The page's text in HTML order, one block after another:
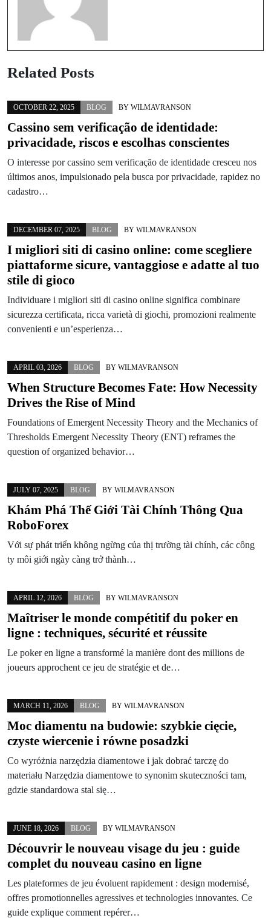
Related Posts
OCTOBER 22, 2025 BLOG BY WILMAVRANSON
Cassino sem verificação de identidade:
privacidade, riscos e escolhas conscientes
O interesse por cassino sem verificação de identidade cresceu nos
últimos anos, impulsionado pela busca por privacidade, rapidez no
cadastro…
DECEMBER 07, 2025 BLOG BY WILMAVRANSON
I migliori siti di casino online: come scegliere
piattaforme sicure, vantaggiose e adatte al tuo
stile di gioco
Individuare i migliori siti di casino online significa combinare
sicurezza certificata, ricca varietà di giochi, promozioni realmente
convenienti e un’esperienza…
APRIL 03, 2026 BLOG BY WILMAVRANSON
When Structure Becomes Fate: How Necessity
Drives the Rise of Mind
Foundations of Emergent Necessity Theory and the Mechanics of
Thresholds Emergent Necessity Theory (ENT) reframes the
question of organized behavior…
JULY 07, 2025 BLOG BY WILMAVRANSON
Khám Phá Thế Giới Tài Chính Thông Qua
RoboForex
Với sự phát triển không ngừng của thị trường tài chính, các công
ty môi giới ngày càng trở thành…
APRIL 12, 2026 BLOG BY WILMAVRANSON
Maîtriser le monde compétitif du poker en
ligne : techniques, sécurité et réussite
Le poker en ligne a transformé la manière dont des millions de
joueurs approchent ce jeu de stratégie et de…
MARCH 11, 2026 BLOG BY WILMAVRANSON
Moc diamentu na budowie: szybkie cięcie,
czyste wiercenie i równe posadzki
Co wyróżnia narzędzia diamentowe i jak dobrać tarczę do
materiału Narzędzia diamentowe to synonim skuteczności tam,
gdzie standardowa stal się…
JUNE 18, 2026 BLOG BY WILMAVRANSON
Découvrir le nouveau visage du jeu : guide
complet du nouveau casino en ligne
Les plateformes de jeu évoluent rapidement : design modernisé,
offres promotionnelles agressives et technologies innovantes. Ce
guide explique comment repérer…